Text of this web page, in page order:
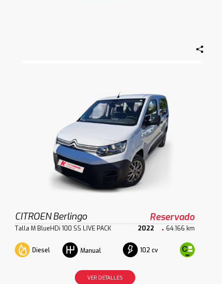
CITROEN Berlingo Reservado
Talla M BlueHDi 100 SS LIVE PACK 2022 64.166 km
Diesel Manual 102 cv
VER DETALLES